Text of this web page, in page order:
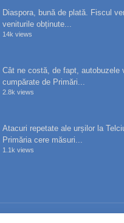
Diaspora, bună de plată. Fiscul
veniturile obținute...
14k views
Cât ne costă, de fapt, autobuzele
cumpărate de Primări...
2.8k views
Atacuri repetate ale urșilor la
Primăria cere măsuri...
1.1k views